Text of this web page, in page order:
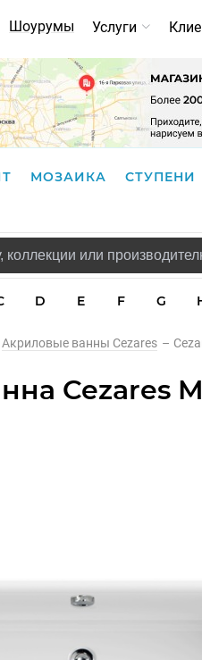
Шоурумы Услуги
МОЗАИКА СТУПЕНИ
D E F G
Акриловые ванны Cezares –
Cezares